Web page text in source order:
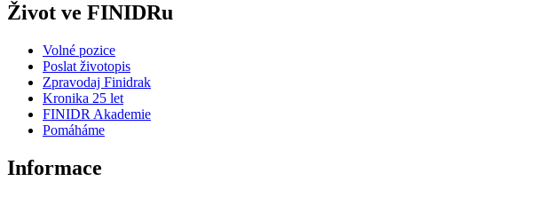
Život ve FINIDRu
Volné pozice
Poslat životopis
Zpravodaj Finidrak
Kronika 25 let
FINIDR Akademie
Pomáháme
Informace